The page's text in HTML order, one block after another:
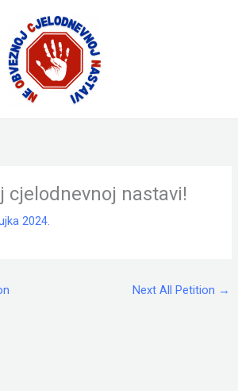
cjelodnevnoj nastavi!
2024.
Next All Petition →